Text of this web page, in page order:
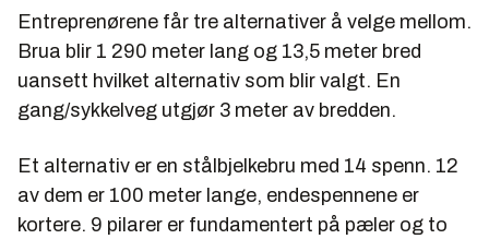
Entreprenørene får tre alternativer å velge mellom.
Brua blir 1 290 meter lang og 13,5 meter bred
uansett hvilket alternativ som blir valgt. En
gang/sykkelveg utgjør 3 meter av bredden.
Et alternativ er en stålbjelkebru med 14 spenn. 12
av dem er 100 meter lange, endespennene er
kortere. 9 pilarer er fundamentert på pæler og to